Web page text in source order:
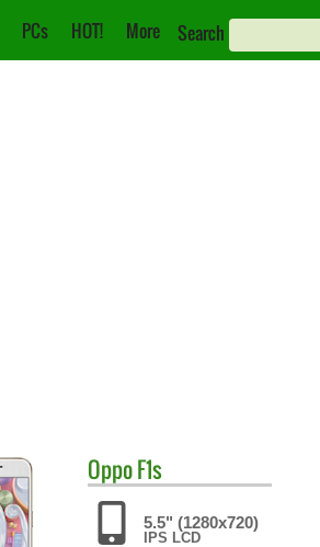
PCs HOT! More Search
OppoF1s
5.5" (1280x720)
IPS LCD